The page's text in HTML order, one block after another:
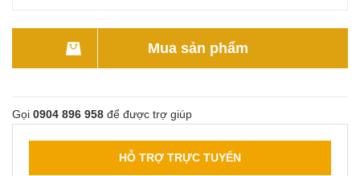
Mua sản phẩm
Gọi 0904 896 958 để được trợ giúp
HỖ TRỢ TRỰC TUYẾN